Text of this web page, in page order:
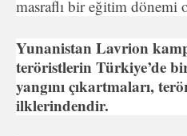
masraflı bir eğitim dönemi
Yunanistan Lavrion
teröristlerin Türkiye’de
yangını çıkartmaları,
ilklerindendir.